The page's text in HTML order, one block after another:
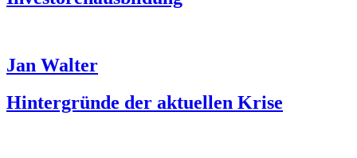
Jan Walter
Hintergründe der aktuellen Krise